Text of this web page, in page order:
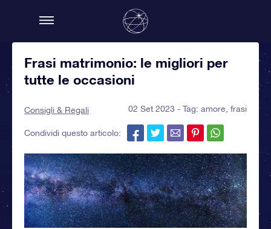
Frasi matrimonio: le migliori per
tutte le occasioni
Consigli & Regali 02 Set 2023 - Tag: amore frasi
Condividi questo articolo: